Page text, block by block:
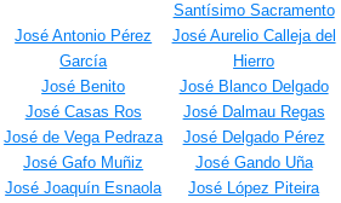
Santísimo Sacramento
José Antonio Pérez
García
José Aurelio Calleja del
Hierro
José Benito
José Blanco Delgado
José Casas Ros
José Dalmau Regas
José de Vega Pedraza
José Delgado Pérez
José Gafo Muñiz
José Gando Uña
José Joaquín Esnaola
José López Piteira